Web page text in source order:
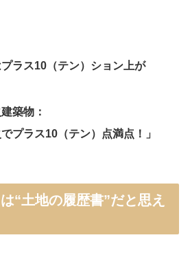
プラス10（テン）ション上が
築物：
プラス10（テン）点満点！」
“土地の履歴書”だと思え